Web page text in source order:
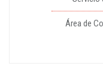
Área de